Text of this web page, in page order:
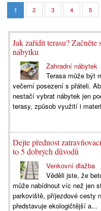
1
2 3 4 5
Jak zařídit terasu?
nábytku
Zahradní nábytek
Terasa může být
večerní posezení s přáteli.
nestačí vybrat nábytek jen
terasy, způsob využití i
Dejte přednost
to 5 dobrých důvodů
Venkovní dlažba
Věděli jste, že
může nabídnout víc než jen
parkoviště, příjezdové cesty
představuje ekologičtější a...